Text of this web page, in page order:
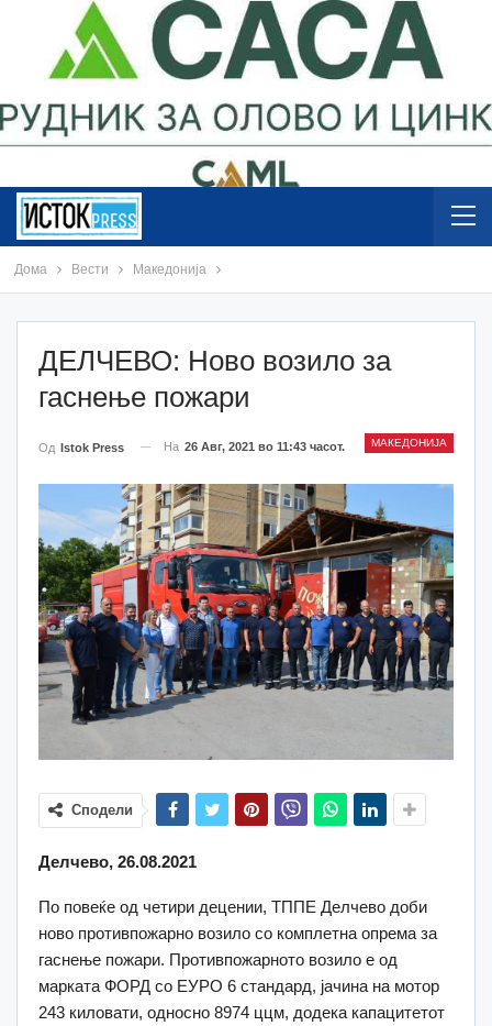
Дома Вести Македонија
ДЕЛЧЕВО: Ново возило за
гаснење пожари
МАКЕДОНИЈА
Од Istok Press На 26 Авг, 2021 во 11:43 часот.
Сподели
Делчево, 26.08.2021
По повеќе од четири децении, ТППЕ Делчево доби
ново противпожарно возило со комплетна опрема за
гаснење пожари. Противпожарното возило е од
марката ФОРД со ЕУРО 6 стандард, јачина на мотор
243 киловати, односно 8974 ццм, додека капацитетот